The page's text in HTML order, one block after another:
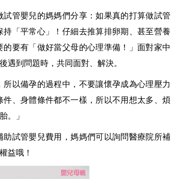
管嬰兒的媽媽們分享：如果真的打算做試管
「平常心」！仔細去推算排卵期、甚至營養
要有「做好當父母的心理準備！」面對家中
遇到問題時，共同面對、解決。
以備孕的過程中，不要讓懷孕成為心理壓力
、身體條件都不一樣，所以不用想太多、煩
。」
試管嬰兒費用，媽媽們可以詢問醫療院所補
益哦！